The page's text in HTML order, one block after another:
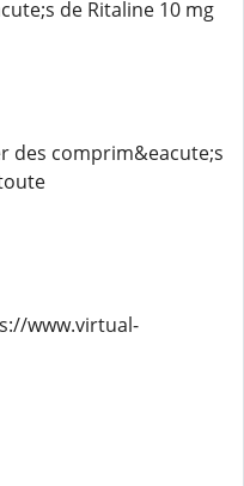
de Ritaline 10 mg
des comprim&eacute;s
www.virtual-